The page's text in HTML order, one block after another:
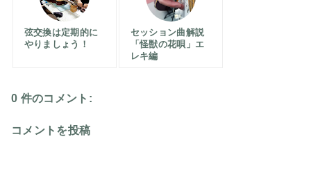
弦交換は定期的に
やりましょう！
セッション曲解説
「怪獣の花唄」エ
レキ編
0 件のコメント:
コメントを投稿